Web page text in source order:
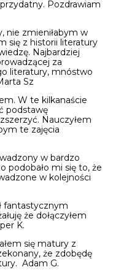
Pozdrawiam
nie zmieniłabym w
się z historii literatury
Najbardziej
za
literatury, mnóstwo
Sz
W te kilkanaście
podstawę
Nauczyłem
te zajęcia
w bardzo
podobało mi się to, że
w kolejności
fantastycznym
że dołączyłem
K.
się matury z
że zdobędę
Adam G.